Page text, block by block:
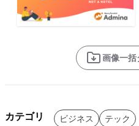
画像一括
カテゴリ ビジネス テック